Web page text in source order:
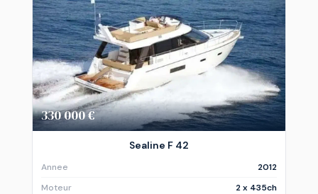
330 000 €
Sealine F 42
Annee
2012
Moteur
2 x 435ch